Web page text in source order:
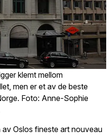
klemt mellom
men er et av de beste
Foto: Anne-Sophie
Oslos fineste art nouveau